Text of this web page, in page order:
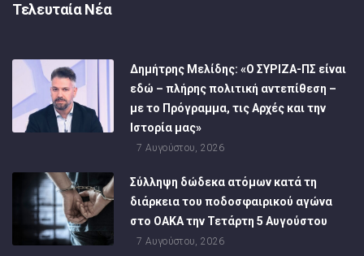
Τελευταία Νέα
Δημήτρης Μελίδης: «Ο ΣΥΡΙΖΑ-ΠΣ είναι
εδώ – πλήρης πολιτική αντεπίθεση –
με το Πρόγραμμα, τις Αρχές και την
Ιστορία μας»
7 Αυγούστου, 2026
Σύλληψη δώδεκα ατόμων κατά τη
διάρκεια του ποδοσφαιρικού αγώνα
στο ΟΑΚΑ την Τετάρτη 5 Αυγούστου
7 Αυγούστου, 2026